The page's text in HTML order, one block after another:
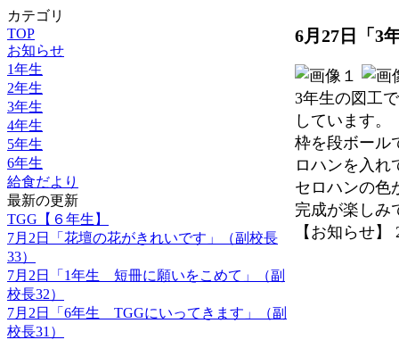
カテゴリ
TOP
お知らせ
1年生
2年生
3年生
4年生
5年生
6年生
給食だより
最新の更新
TGG【６年生】
7月2日「花壇の花がきれいです」（副校長
33）
7月2日「1年生 短冊に願いをこめて」（副
校長32）
7月2日「6年生 TGGにいってきます」（副
校長31）
6月27日「3
3年生の図工
しています。
枠を段ボール
ロハンを入れ
セロハンの色
完成が楽しみ
【お知らせ】